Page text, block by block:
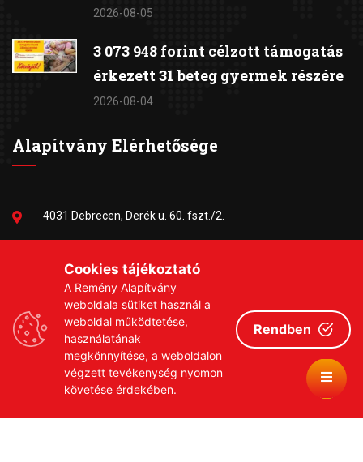
2026-08-05
3 073 948 forint célzott támogatás
érkezett 31 beteg gyermek részére
2026-08-04
Alapítvány Elérhetősége
4031 Debrecen, Derék u. 60. fszt./2.
remeny1999@gmail.com
Cookies tájékoztató
A Remény Alapítvány
weboldala sütiket használ a
weboldal működtetése,
használatának
megkönnyítése, a weboldalon
végzett tevékenység nyomon
követése érdekében.
Rendben